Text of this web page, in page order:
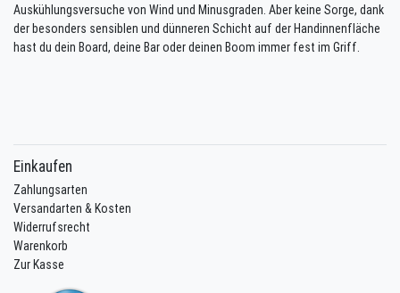
Auskühlungsversuche von Wind und Minusgraden. Aber keine Sorge, dank
der besonders sensiblen und dünneren Schicht auf der Handinnenfläche
hast du dein Board, deine Bar oder deinen Boom immer fest im Griff.
Einkaufen
Zahlungsarten
Versandarten & Kosten
Widerrufsrecht
Warenkorb
Zur Kasse